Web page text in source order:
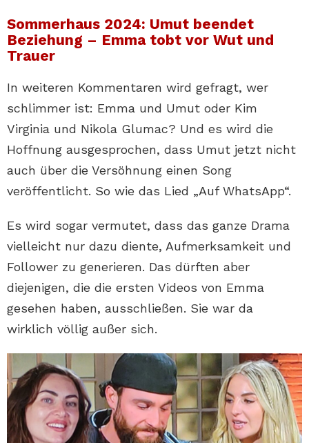
Sommerhaus 2024: Umut beendet
Beziehung – Emma tobt vor Wut und
Trauer
In weiteren Kommentaren wird gefragt, wer
schlimmer ist: Emma und Umut oder Kim
Virginia und Nikola Glumac? Und es wird die
Hoffnung ausgesprochen, dass Umut jetzt nicht
auch über die Versöhnung einen Song
veröffentlicht. So wie das Lied „Auf WhatsApp“.
Es wird sogar vermutet, dass das ganze Drama
vielleicht nur dazu diente, Aufmerksamkeit und
Follower zu generieren. Das dürften aber
diejenigen, die die ersten Videos von Emma
gesehen haben, ausschließen. Sie war da
wirklich völlig außer sich.